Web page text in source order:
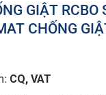
GIẬT RCBO
CHỐNG
CQ, VAT